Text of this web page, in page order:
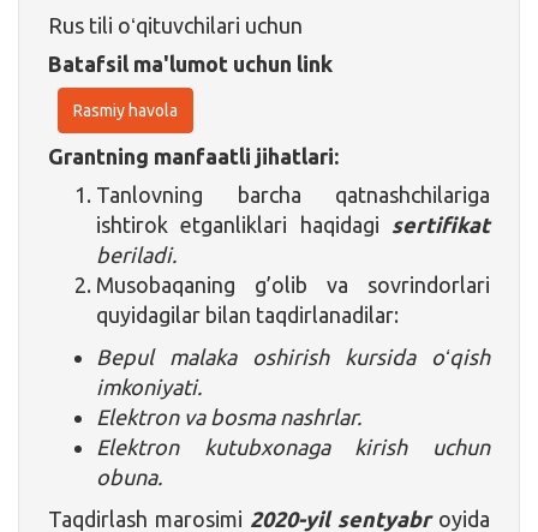
Rus tili oʻqituvchilari uchun
Batafsil ma'lumot uchun link
Rasmiy havola
Grantning manfaatli jihatlari:
Tanlovning barcha qatnashchilariga
ishtirok etganliklari haqidagi sertifikat
beriladi.
Musobaqaning g’olib va sovrindorlari
quyidagilar bilan taqdirlanadilar:
Bepul malaka oshirish kursida
oʻqish
imkoniyati.
Elektron va bosma nashrlar.
Elektron kutubxonaga kirish uchun
obuna.
Taqdirlash marosimi 2020-yil sentyabr oyida